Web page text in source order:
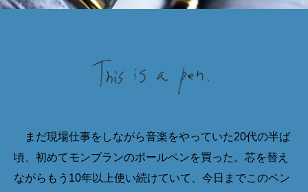
まだ現場仕事をしながら音楽をやっていた20代の半ば
頃、初めてモンブランのボールペンを買った。芯を替え
ながらもう10年以上使い続けていて、今日までこのペン